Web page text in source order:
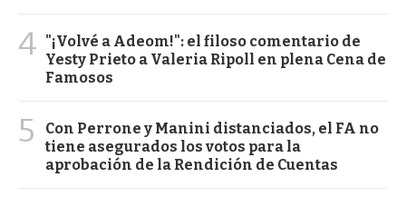
4 "¡Volvé a Adeom!": el filoso comentario de
Yesty Prieto a Valeria Ripoll en plena Cena de
Famosos
5
Con Perrone y Manini distanciados, el FA no
tiene asegurados los votos para la
aprobación de la Rendición de Cuentas